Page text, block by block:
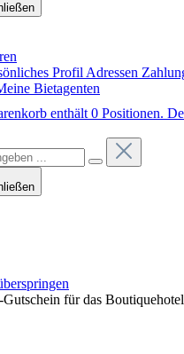
Profil Adressen
Bietagenten
enthält 0 Positionen.